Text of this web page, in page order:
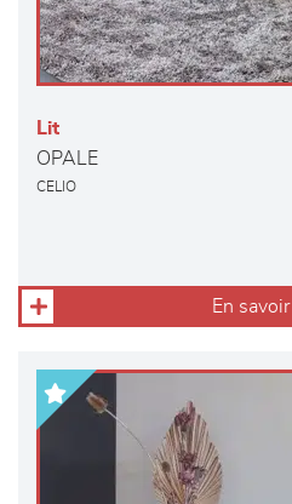
Lit
OPALE
CELIO
En